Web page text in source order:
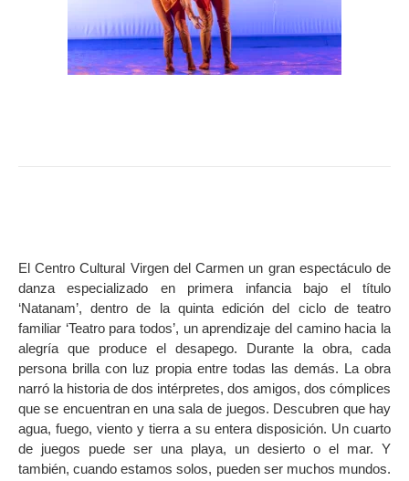
El Centro Cultural Virgen del Carmen un gran espectáculo de
danza especializado en primera infancia bajo el título
‘Natanam’, dentro de la quinta edición del ciclo de teatro
familiar ‘Teatro para todos’, un aprendizaje del camino hacia la
alegría que produce el desapego. Durante la obra, cada
persona brilla con luz propia entre todas las demás. La obra
narró la historia de dos intérpretes, dos amigos, dos cómplices
que se encuentran en una sala de juegos. Descubren que hay
agua, fuego, viento y tierra a su entera disposición. Un cuarto
de juegos puede ser una playa, un desierto o el mar. Y
también, cuando estamos solos, pueden ser muchos mundos.